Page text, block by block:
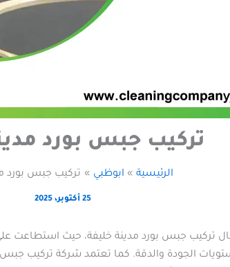
تركيب جبس بورد
الرئيسية ابوظبي تركيب جبس بورد
25 أكتوبر، 2025
تركيب جبس بورد مدينة خليفة، حيث استطاعت
الجودة والدقة. كما تعتمد شركة تركيب